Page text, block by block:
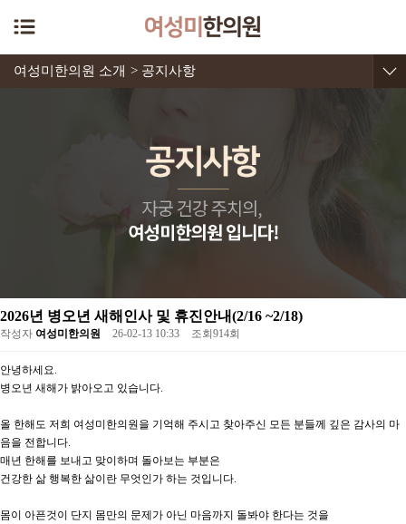
여성미한의원 소개 > 공지사항
2026년 병오년 새해인사 및 휴진안내(2/16 ~2/18)
작성자 여성미한의원 26-02-13 10:33 조회 914회
안녕하세요.
병오년 새해가 밝아오고 있습니다.
올 한해도 저희 여성미한의원을 기억해 주시고 찾아주신 모든 분들께 깊은 감사의 마
음을 전합니다.
매년 한해를 보내고 맞이하며 돌아보는 부분은
건강한 삶 행복한 삶이란 무엇인가 하는 것입니다.
몸이 아픈것이 단지 몸만의 문제가 아닌 마음까지 돌봐야 한다는 것을